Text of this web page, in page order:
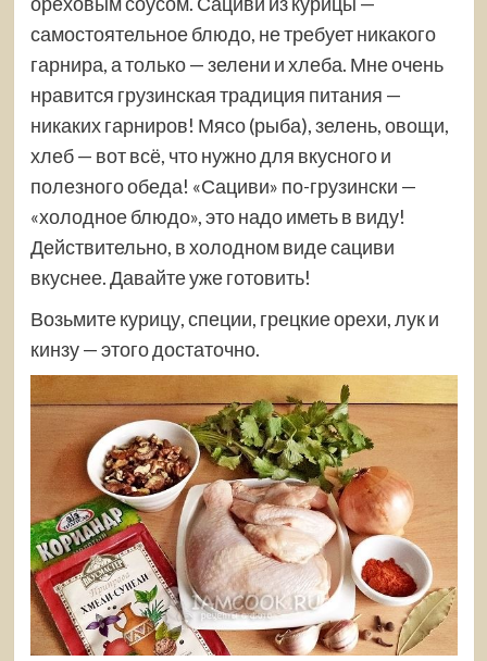
самостоятельное блюдо, не требует никакого
гарнира, а только — зелени и хлеба. Мне очень
нравится грузинская традиция питания —
никаких гарниров! Мясо (рыба), зелень, овощи,
хлеб — вот всё, что нужно для вкусного и
полезного обеда! «Сациви» по-грузински —
«холодное блюдо», это надо иметь в виду!
Действительно, в холодном виде сациви
вкуснее. Давайте уже готовить!
Возьмите курицу, специи, грецкие орехи, лук и
кинзу — этого достаточно.